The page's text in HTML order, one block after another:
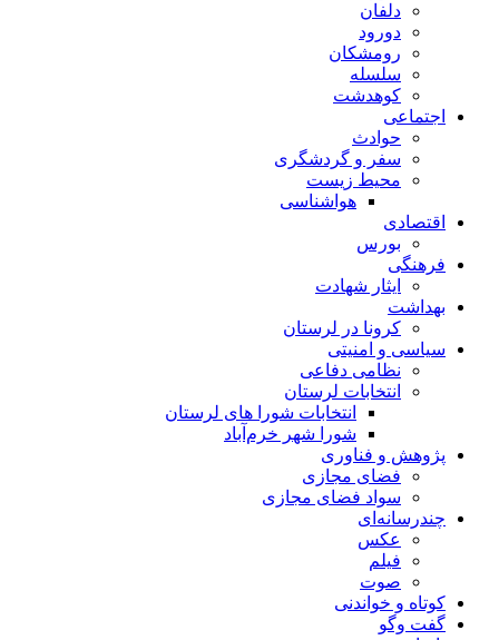
دلفان
دورود
رومشکان
سلسله
کوهدشت
اجتماعی
حوادث
سفر و گردشگری
محیط زیست
هواشناسی
اقتصادی
بورس
فرهنگی
ایثار شهادت
بهداشت
کرونا در لرستان
سیاسی و امنیتی
نظامی دفاعی
انتخابات لرستان
انتخابات شورا های لرستان
شورا شهر خرم‌آباد
پژوهش و فناوری
فضای مجازی
سواد فضای مجازی
چندرسانه‌ای
عكس
فیلم
صوت
کوتاه و خواندنی
گفت وگو